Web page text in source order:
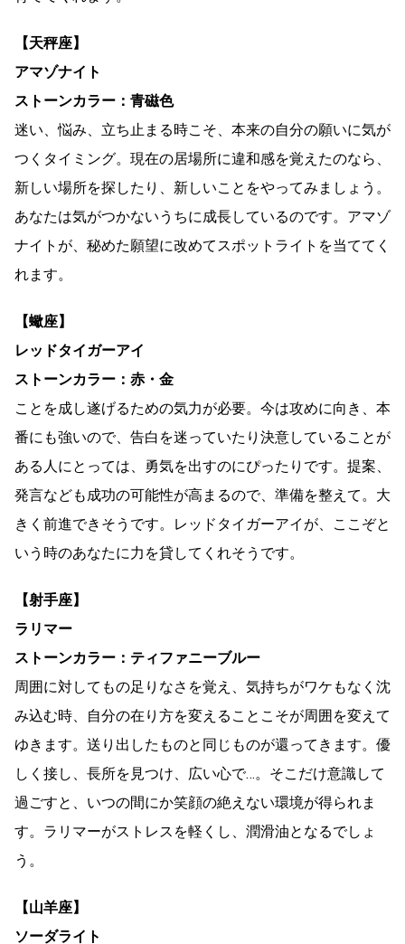
【天秤座】
アマゾナイト
ストーンカラー：青磁色
迷い、悩み、立ち止まる時こそ、本来の自分の願いに気が
つくタイミング。現在の居場所に違和感を覚えたのなら、
新しい場所を探したり、新しいことをやってみましょう。
あなたは気がつかないうちに成長しているのです。アマゾ
ナイトが、秘めた願望に改めてスポットライトを当ててく
れます。
【蠍座】
レッドタイガーアイ
ストーンカラー：赤・金
ことを成し遂げるための気力が必要。今は攻めに向き、本
番にも強いので、告白を迷っていたり決意していることが
ある人にとっては、勇気を出すのにぴったりです。提案、
発言なども成功の可能性が高まるので、準備を整えて。大
きく前進できそうです。レッドタイガーアイが、ここぞと
いう時のあなたに力を貸してくれそうです。
【射手座】
ラリマー
ストーンカラー：ティファニーブルー
周囲に対してもの足りなさを覚え、気持ちがワケもなく沈
み込む時、自分の在り方を変えることこそが周囲を変えて
ゆきます。送り出したものと同じものが還ってきます。優
しく接し、長所を見つけ、広い心で…。そこだけ意識して
過ごすと、いつの間にか笑顔の絶えない環境が得られま
す。ラリマーがストレスを軽くし、潤滑油となるでしょ
う。
【山羊座】
ソーダライト